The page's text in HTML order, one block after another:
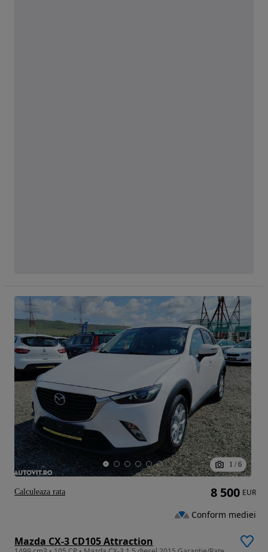
1 / 6
Mazda CX-3 CD105 Attraction
8 500 EUR
Conform mediei
Calculeaza rata